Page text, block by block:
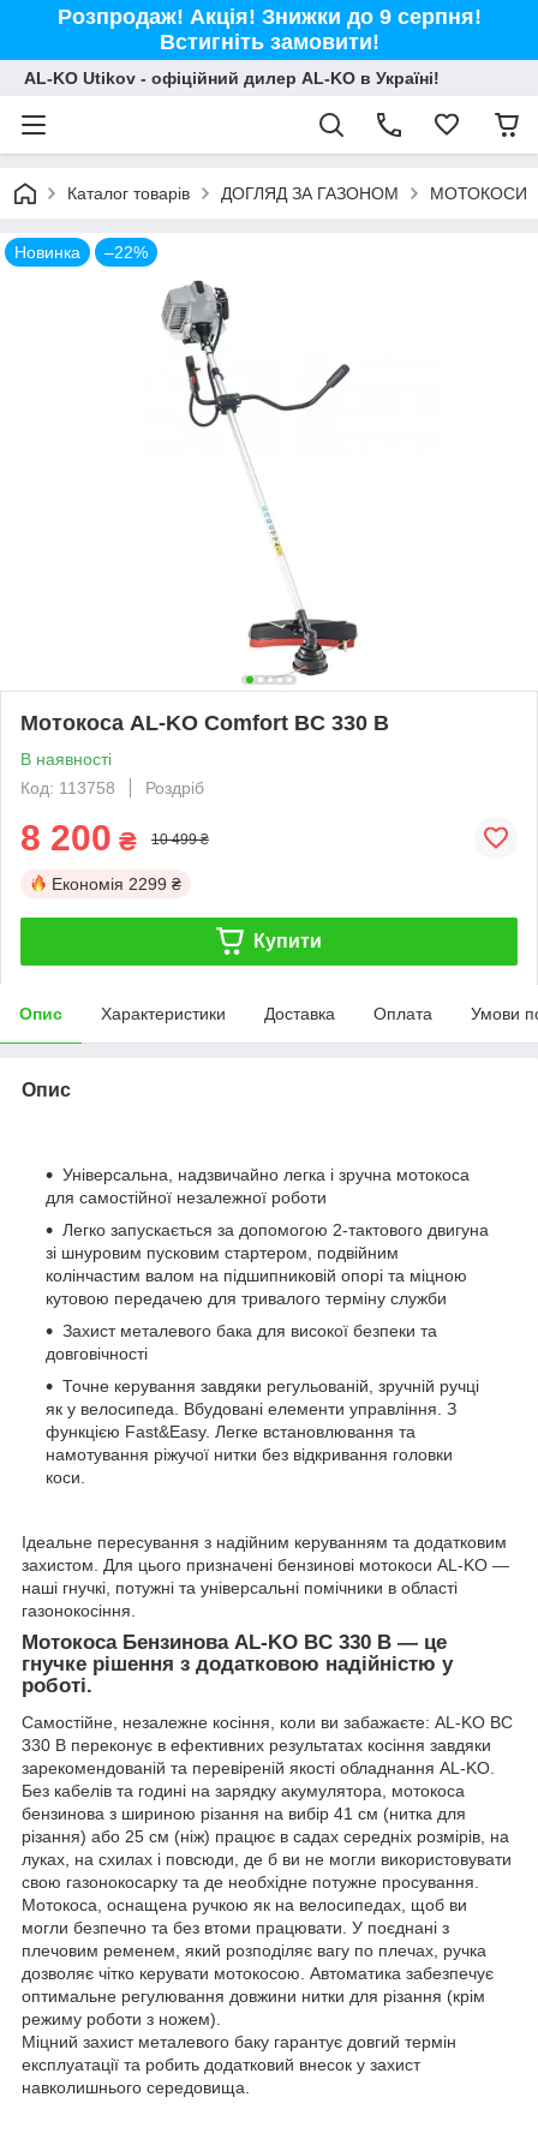
Розпродаж! Акція! Знижки до 9 серпня!
Встигніть замовити!
AL-KO Utikov - офіційний дилер AL-KO в Україні!
Каталог товарів ДОГЛЯД ЗА ГАЗОНОМ МОТОКОСИ
Новинка –22%
Мотокоса AL-KO Comfort BC 330 B
В наявності
Код: 113758
Роздріб
8 200 ₴ 10 499 ₴
Економія 2299 ₴
Купити
Опис Характеристики Доставка Оплата Умови
Опис
Універсальна, надзвичайно легка і зручна мотокоса
для самостійної незалежної роботи
Легко запускається за допомогою 2-тактового двигуна
зі шнуровим пусковим стартером, подвійним
колінчастим валом на підшипниковій опорі та міцною
кутовою передачею для тривалого терміну служби
Захист металевого бака для високої безпеки та
довговічності
Точне керування завдяки регульованій, зручній ручці
як у велосипеда. Вбудовані елементи управління. З
функцією Fast&Easy. Легке встановлювання та
намотування ріжучої нитки без відкривання головки
коси.
Ідеальне пересування з надійним керуванням та додатковим
захистом. Для цього призначені бензинові мотокоси AL-KO —
наші гнучкі, потужні та універсальні помічники в області
газонокосіння.
Мотокоса Бензинова AL-KO BC 330 B — це
гнучке рішення з додатковою надійністю у
роботі.
Самостійне, незалежне косіння, коли ви забажаєте: AL-KO BC
330 B переконує в ефективних результатах косіння завдяки
зарекомендованій та перевіреній якості обладнання AL-KO.
Без кабелів та годині на зарядку акумулятора, мотокоса
бензинова з шириною різання на вибір 41 см (нитка для
різання) або 25 см (ніж) працює в садах середніх розмірів, на
луках, на схилах і повсюди, де б ви не могли використовувати
свою газонокосарку та де необхідне потужне просування.
Мотокоса, оснащена ручкою як на велосипедах, щоб ви
могли безпечно та без втоми працювати. У поєднані з
плечовим ременем, який розподіляє вагу по плечах, ручка
дозволяє чітко керувати мотокосою. Автоматика забезпечує
оптимальне регулювання довжини нитки для різання (крім
режиму роботи з ножем).
Міцний захист металевого баку гарантує довгий термін
експлуатації та робить додатковий внесок у захист
навколишнього середовища.